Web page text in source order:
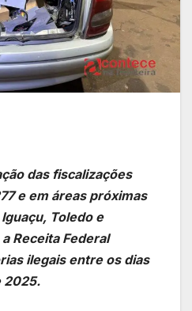
das fiscalizações
e em áreas próximas
Toledo e
Receita Federal
ilegais entre os dias
2025.